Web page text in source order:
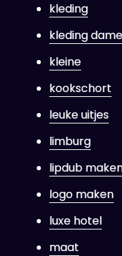
kleding
kleding
kleine
kookschort
leuke uitjes
limburg
lipdub
logo maken
luxe hotel
maat